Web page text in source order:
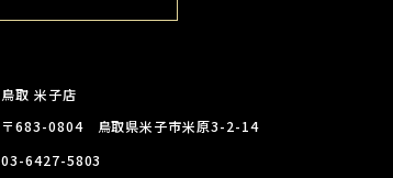
鳥取 米子店
〒683-0804 鳥取県米子市米原3-2-14
03-6427-5803